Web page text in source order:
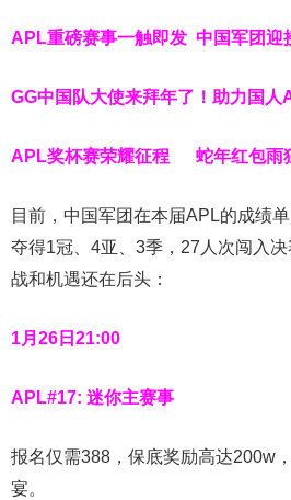
APL重磅赛事一触即发 中国军团迎
GG中国队大使来拜年了！ 助力国人
APL奖杯赛荣耀征程 蛇年红包雨
目前，中国军团在本届APL的成绩
夺得1冠、4亚、3季，27人次闯入
战和机遇还在后头：
1月26日21:00
APL#17: 迷你主赛事
报名仅需388，保底奖励高达200w
宴。